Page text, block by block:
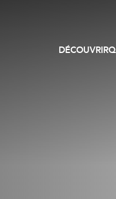
DÉCOUVRIR